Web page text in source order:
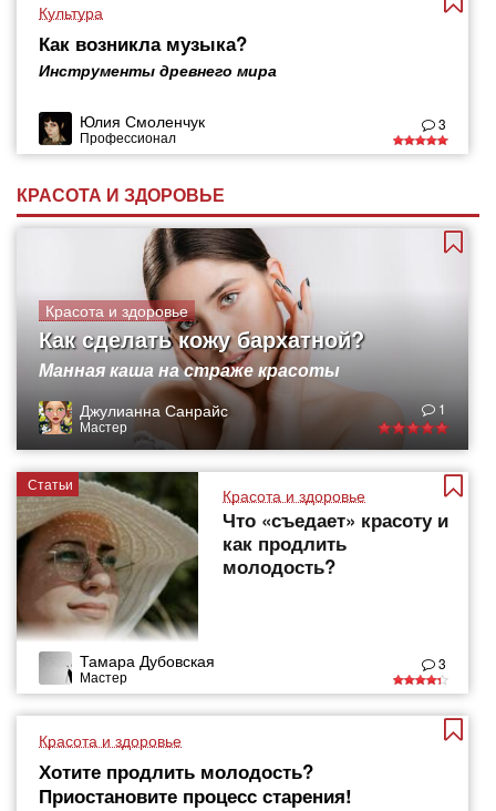
Культура
Как возникла музыка?
Инструменты древнего мира
Юлия Смоленчук
Профессионал
3
КРАСОТА И ЗДОРОВЬЕ
Красота и здоровье
Как сделать кожу бархатной?
Манная каша на страже красоты
Джулианна Санрайс
Мастер
1
Статьи
Красота и здоровье
Что «съедает» красоту и
как продлить
молодость?
Тамара Дубовская
Мастер
3
Красота и здоровье
Хотите продлить молодость?
Приостановите процесс старения!